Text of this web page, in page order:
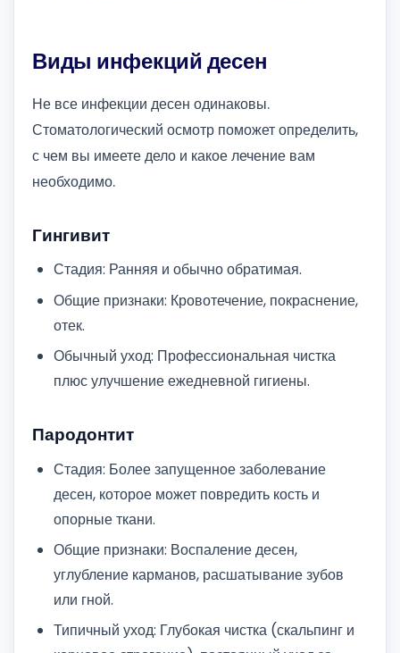
Виды инфекций десен
Не все инфекции десен одинаковы.
Стоматологический осмотр поможет определить,
с чем вы имеете дело и какое лечение вам
необходимо.
Гингивит
Стадия: Ранняя и обычно обратимая.
Общие признаки: Кровотечение, покраснение,
отек.
Обычный уход: Профессиональная чистка
плюс улучшение ежедневной гигиены.
Пародонтит
Стадия: Более запущенное заболевание
десен, которое может повредить кость и
опорные ткани.
Общие признаки: Воспаление десен,
углубление карманов, расшатывание зубов
или гной.
Типичный уход: Глубокая чистка (скальпинг и